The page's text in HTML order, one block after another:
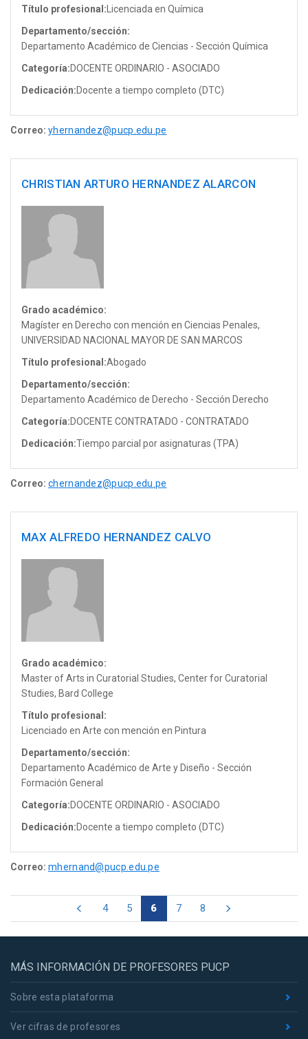
Título profesional: Licenciada en Química
Departamento/sección:
Departamento Académico de Ciencias - Sección Química
Categoría:DOCENTE ORDINARIO - ASOCIADO
Dedicación:Docente a tiempo completo (DTC)
Correo: yhernandez@pucp.edu.pe
CHRISTIAN ARTURO HERNANDEZ ALARCON
Grado académico:
Magíster en Derecho con mención en Ciencias Penales,
UNIVERSIDAD NACIONAL MAYOR DE SAN MARCOS
Título profesional:Abogado
Departamento/sección:
Departamento Académico de Derecho - Sección Derecho
Categoría:DOCENTE CONTRATADO - CONTRATADO
Dedicación:Tiempo parcial por asignaturas (TPA)
Correo: chernandez@pucp.edu.pe
MAX ALFREDO HERNANDEZ CALVO
Grado académico:
Master of Arts in Curatorial Studies, Center for Curatorial
Studies, Bard College
Título profesional:
Licenciado en Arte con mención en Pintura
Departamento/sección:
Departamento Académico de Arte y Diseño - Sección
Formación General
Categoría:DOCENTE ORDINARIO - ASOCIADO
Dedicación:Docente a tiempo completo (DTC)
Correo: mhernand@pucp.edu.pe
4 5 6 7 8
MÁS INFORMACIÓN DE PROFESORES PUCP
Sobre esta plataforma
Ver cifras de profesores